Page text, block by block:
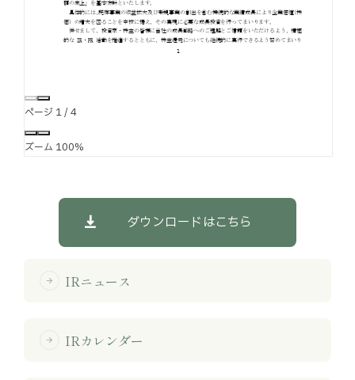
ページ 1/4
ズーム 100%
ダウンロードはこちら
arrow_forward IRニュース
arrow_forward IRカレンダー